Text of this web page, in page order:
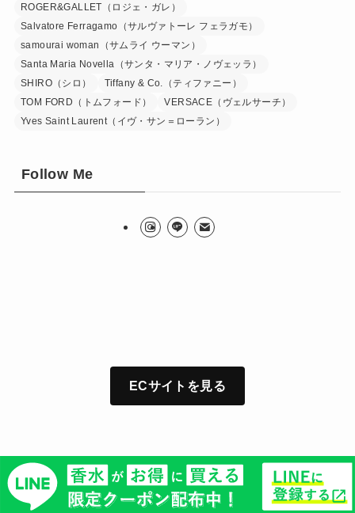
ROGER&GALLET（ロジェ・ガレ）
Salvatore Ferragamo（サルヴァトーレ フェラガモ）
samourai woman（サムライ ウーマン）
Santa Maria Novella（サンタ・マリア・ノヴェッラ）
SHIRO（シロ）
Tiffany & Co.（ティファニー）
TOM FORD（トムフォード）
VERSACE（ヴェルサーチ）
Yves Saint Laurent（イヴ・サン＝ローラン）
Follow Me
ECサイトを見る
©Alley Inc All Rights Reserved.